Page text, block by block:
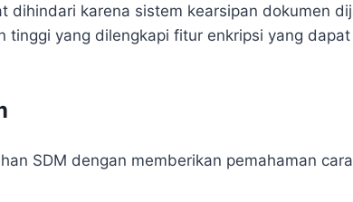
dihindari karena sistem kearsipan dokumen
yang dilengkapi fitur enkripsi yang
SDM dengan memberikan pemahaman